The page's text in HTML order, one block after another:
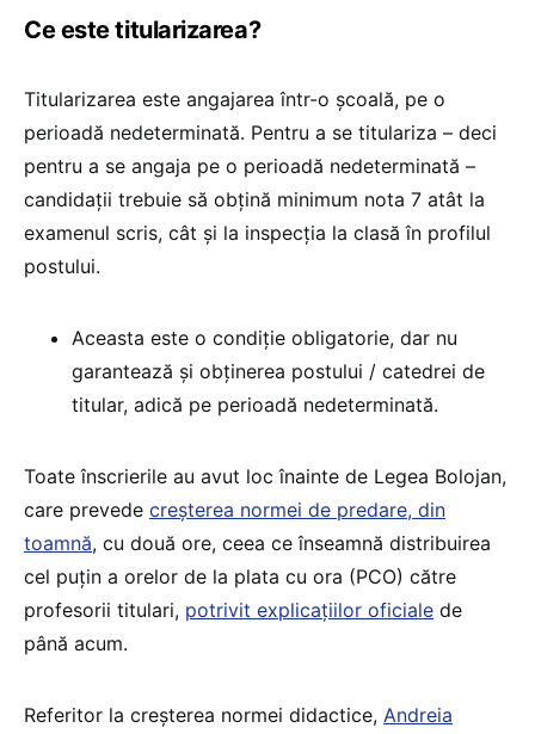
Ce este titularizarea?
Titularizarea este angajarea într-o școală, pe o
perioadă nedeterminată. Pentru a se titulariza – deci
pentru a se angaja pe o perioadă nedeterminată –
candidații trebuie să obțină minimum nota 7 atât la
examenul scris, cât și la inspecția la clasă în profilul
postului.
Aceasta este o condiție obligatorie, dar nu
garantează și obținerea postului / catedrei de
titular, adică pe perioadă nedeterminată.
Toate înscrierile au avut loc înainte de Legea Bolojan,
care prevede creșterea normei de predare, din
toamnă, cu două ore, ceea ce înseamnă distribuirea
cel puțin a orelor de la plata cu ora (PCO) către
profesorii titulari, potrivit explicațiilor oficiale de
până acum.
Referitor la creșterea normei didactice, Andreia